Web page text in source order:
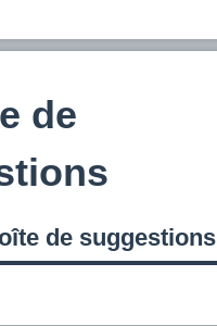
de
de suggestions